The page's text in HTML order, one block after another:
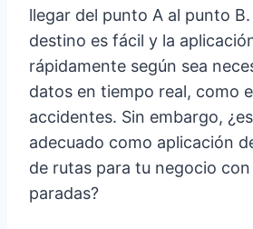
llegar del punto A al punto
destino es fácil y la
rápidamente según sea
datos en tiempo real, como
accidentes. Sin embargo,
adecuado como aplicación
de rutas para tu negocio
paradas?